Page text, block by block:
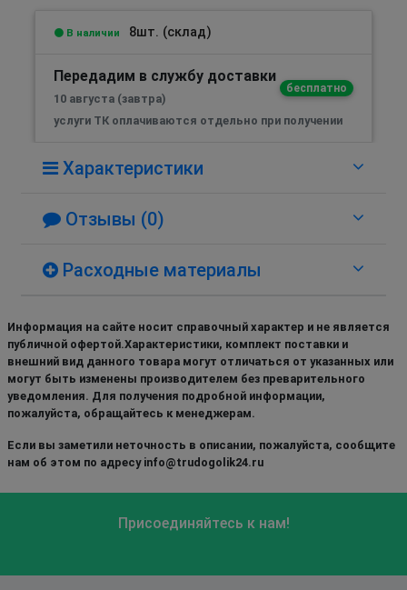
В наличии 8шт. (склад)
Передадим в службу доставки
бесплатно
10 августа (завтра)
услуги ТК оплачиваются отдельно при получении
Характеристики
Отзывы (0)
Расходные материалы
Информация на сайте носит справочный характер и не является
публичной офертой.Характеристики, комплект поставки и
внешний вид данного товара могут отличаться от указанных или
могут быть изменены производителем без преварительного
уведомления. Для получения подробной информации,
пожалуйста, обращайтесь к менеджерам.
Если вы заметили неточность в описании, пожалуйста, сообщите
нам об этом по адресу info@trudogolik24.ru
Присоединяйтесь к нам!